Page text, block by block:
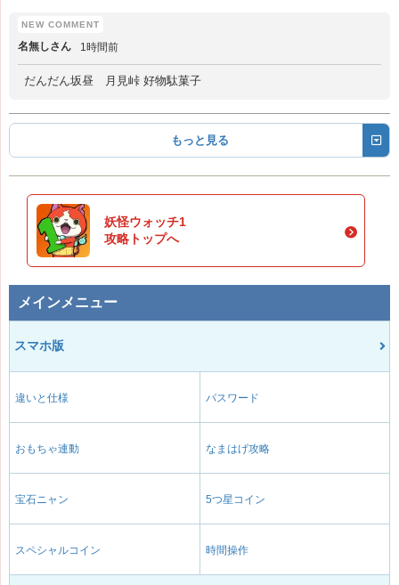
名無しさん 1時間前
だんだん坂昼 月見峠 好物駄菓子
もっと見る
妖怪ウォッチ1
攻略トップへ
メインメニュー
スマホ版
違いと仕様 パスワード
おもちゃ連動 なまはげ攻略
宝石ニャン 5つ星コイン
スペシャルコイン 時間操作